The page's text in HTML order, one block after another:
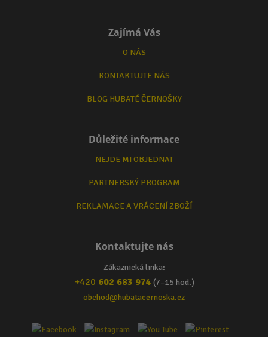
Zajímá Vás
O NÁS
KONTAKTUJTE NÁS
BLOG HUBATÉ ČERNOŠKY
Důležité informace
NEJDE MI OBJEDNAT
PARTNERSKÝ PROGRAM
REKLAMACE A VRÁCENÍ ZBOŽÍ
Kontaktujte nás
Zákaznická linka:
+420 602 683 974 (7–15 hod.)
obchod@hubatacernoska.cz